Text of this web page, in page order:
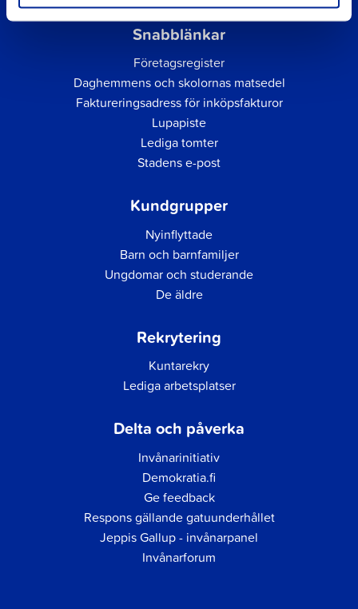
Snabblänkar
Företagsregister
Daghemmens och skolornas matsedel
Faktureringsadress för inköpsfakturor
Lupapiste
Lediga tomter
Stadens e-post
Kundgrupper
Nyinflyttade
Barn och barnfamiljer
Ungdomar och studerande
De äldre
Rekrytering
Kuntarekry
Lediga arbetsplatser
Delta och påverka
Invånarinitiativ
Demokratia.fi
Ge feedback
Respons gällande gatuunderhållet
Jeppis Gallup - invånarpanel
Invånarforum